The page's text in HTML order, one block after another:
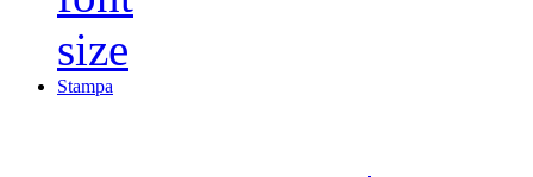
Stampa